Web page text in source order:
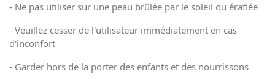
- Ne pas utiliser sur une peau brûlée par le soleil ou éraflée
- Veuillez cesser de l'utilisateur immédiatement en cas
d'inconfort
- Garder hors de la porter des enfants et des nourrissons